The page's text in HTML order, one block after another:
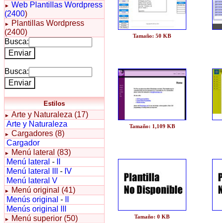
► Web Plantillas Wordpress
(2400)
►
Plantillas Wordpress
(2400)
Busca:
Busca:
Estilos
► Arte y Naturaleza (17)
Arte y Naturaleza
► Cargadores (8)
Cargador
►
Menú lateral (83)
Menú lateral -
Menú lateral III
- IV
Menú lateral V
►
Menú original (41)
Menús original -
Menús original III
►
Menú superior (50)
Tamaño: 50 KB
Tamaño: 1,109 KB
Tamaño: 0 KB